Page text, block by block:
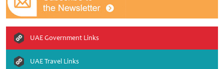
UAE Government Links
UAE Travel Links